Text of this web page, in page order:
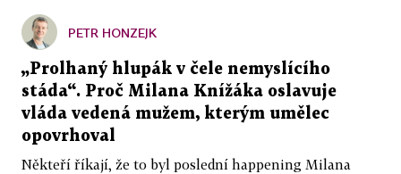
PETR HONZEJK
„Prolhaný hlupák v čele nemyslícího
stáda“. Proč Milana Knížáka oslavuje
vláda vedená mužem, kterým umělec
opovrhoval
Někteří říkají, že to byl poslední happening Milana